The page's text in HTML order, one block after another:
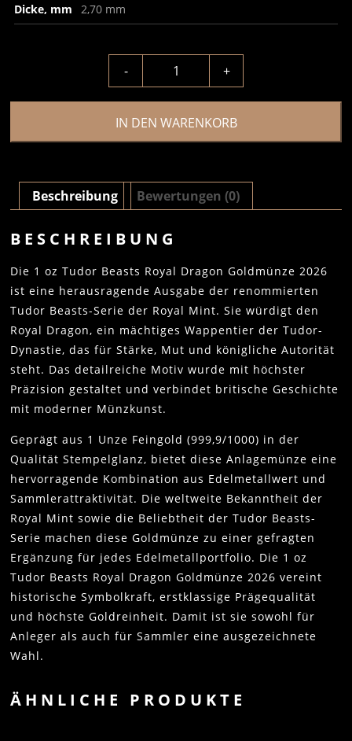
Dicke, mm
2,70 mm
- +
IN DEN WARENKORB
Beschreibung Bewertungen (0)
BESCHREIBUNG
Die 1 oz Tudor Beasts Royal Dragon Goldmünze 2026
ist eine herausragende Ausgabe der renommierten
Tudor Beasts-Serie der Royal Mint. Sie würdigt den
Royal Dragon, ein mächtiges Wappentier der Tudor-
Dynastie, das für Stärke, Mut und königliche Autorität
steht. Das detailreiche Motiv wurde mit höchster
Präzision gestaltet und verbindet britische Geschichte
mit moderner Münzkunst.
Geprägt aus 1 Unze Feingold (999,9/1000) in der
Qualität Stempelglanz, bietet diese Anlagemünze eine
hervorragende Kombination aus Edelmetallwert und
Sammlerattraktivität. Die weltweite Bekanntheit der
Royal Mint sowie die Beliebtheit der Tudor Beasts-
Serie machen diese Goldmünze zu einer gefragten
Ergänzung für jedes Edelmetallportfolio. Die 1 oz
Tudor Beasts Royal Dragon Goldmünze 2026 vereint
historische Symbolkraft, erstklassige Prägequalität
und höchste Goldreinheit. Damit ist sie sowohl für
Anleger als auch für Sammler eine ausgezeichnete
Wahl.
ÄHNLICHE PRODUKTE